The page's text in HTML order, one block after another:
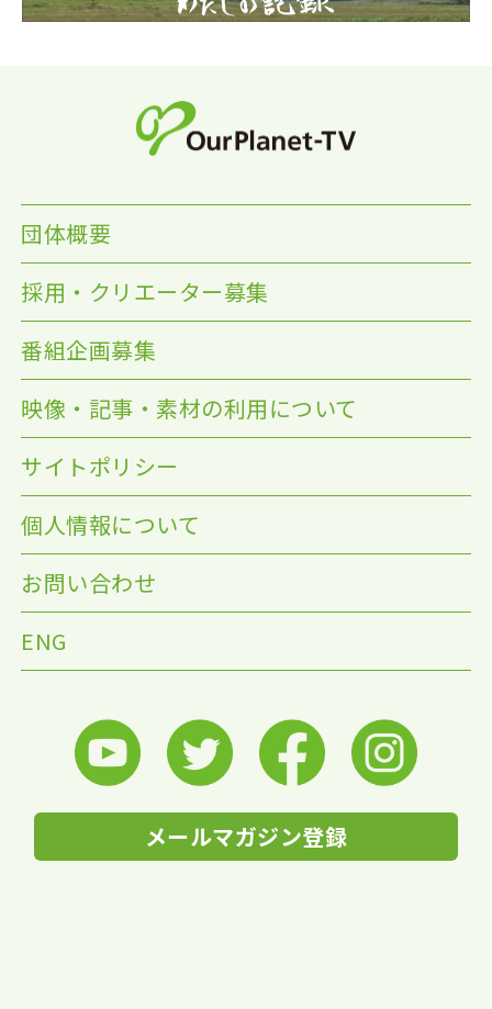
団体概要
採用・クリエーター募集
番組企画募集
映像・記事・素材の利用について
サイトポリシー
個人情報について
お問い合わせ
ENG
メールマガジン登録